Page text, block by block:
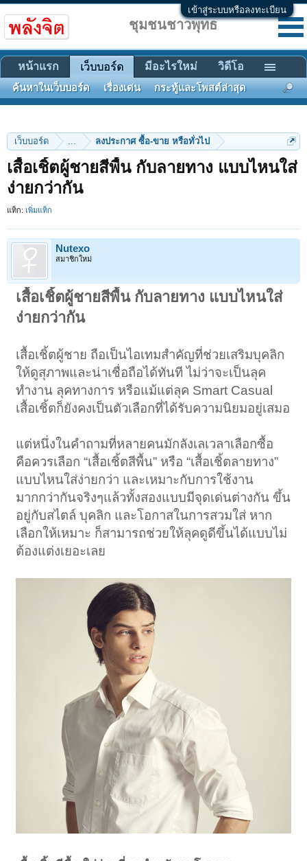
เข้าสู่ระบบหรือลงทะเบียน
เว็บบอร์ด ... ลงประกาศ ซื้อ-ขาย หรือทั่วไป
เสื้อเชิ้ตผู้ชายสีพื้น กับลายทาง แบบไหนใส่
ง่ายกว่ากัน
แท็ก: เพิ่มแท็ก
Nutexo
สมาชิกใหม่
เสื้อเชิ้ตผู้ชายสีพื้น กับลายทาง แบบไหนใส่
ง่ายกว่ากัน
เสื้อเชิ้ตผู้ชาย ถือเป็นไอเทมสำคัญที่ช่วยเสริมบุคลิก
ให้ดูสุภาพและน่าเชื่อถือได้ทันที ไม่ว่าจะเป็นลุค
ทำงาน ลุคทางการ หรือแม้แต่ลุค Smart Casual
เสื้อเชิ้ตก็ยังคงเป็นตัวเลือกที่ได้รับความนิยมอยู่เสมอ
แต่หนึ่งในคำถามที่หลายคนมักลังเลเวลาเลือกซื้อ
คือควรเลือก “เสื้อเชิ้ตสีพื้น” หรือ “เสื้อเชิ้ตลายทาง”
แบบไหนใส่ง่ายกว่า และเหมาะกับการใช้งาน
มากกว่ากันจริงๆแล้วทั้งสองแบบมีจุดเด่นต่างกัน ขึ้น
อยู่กับสไตล์ บุคลิก และโอกาสในการสวมใส่ หาก
เลือกให้เหมาะ ก็สามารถช่วยให้ลุคดูดีขึ้นได้แบบไม่
ต้องแต่งเยอะเลย
ชุมชนชาวพุทธ
หน้าแรก เว็บบอร์ด
ค้นหาในเว็บบอร์ด เรื่องเด่น กระทู้และโพสต์ล่าสุด
มีอะไรใหม่ วิดีโอ